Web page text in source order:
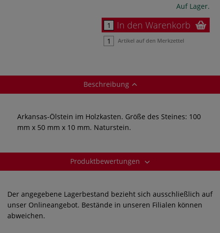
Auf Lager.
In den Warenkorb
Artikel auf den Merkzettel
Beschreibung
Arkansas-Ölstein im Holzkasten. Größe des Steines: 100
mm x 50 mm x 10 mm. Naturstein.
Produktbewertungen
Der angegebene Lagerbestand bezieht sich ausschließlich auf
unser Onlineangebot. Bestände in unseren Filialen können
abweichen.